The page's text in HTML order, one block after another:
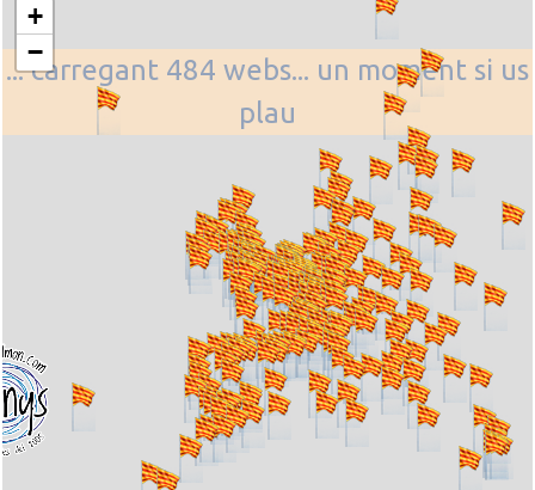
... carregant 484 webs... un moment si us
plau
+
−